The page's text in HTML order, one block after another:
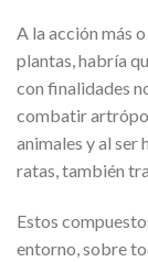
A la acción más
plantas, habría
con finalidades
combatir
animales y al ser
ratas, también
Estos
entorno, sobre